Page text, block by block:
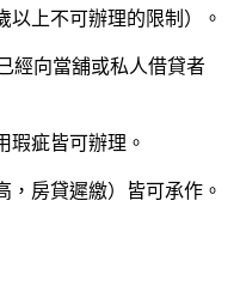
以上不可辦理的限制）。
經向當舖或私人借貸者
瑕疵皆可辦理。
，房貸遲繳）皆可承作。